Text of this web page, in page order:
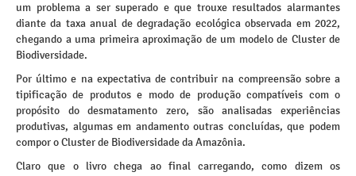
um problema a ser superado e que trouxe resultados alarmantes
diante da taxa anual de degradação ecológica observada em 2022,
chegando a uma primeira aproximação de um modelo de Cluster de
Biodiversidade.
Por último e na expectativa de contribuir na compreensão sobre a
tipificação de produtos e modo de produção compatíveis com o
propósito do desmatamento zero, são analisadas experiências
produtivas, algumas em andamento outras concluídas, que podem
compor o Cluster de Biodiversidade da Amazônia.
Claro que o livro chega ao final carregando, como dizem os